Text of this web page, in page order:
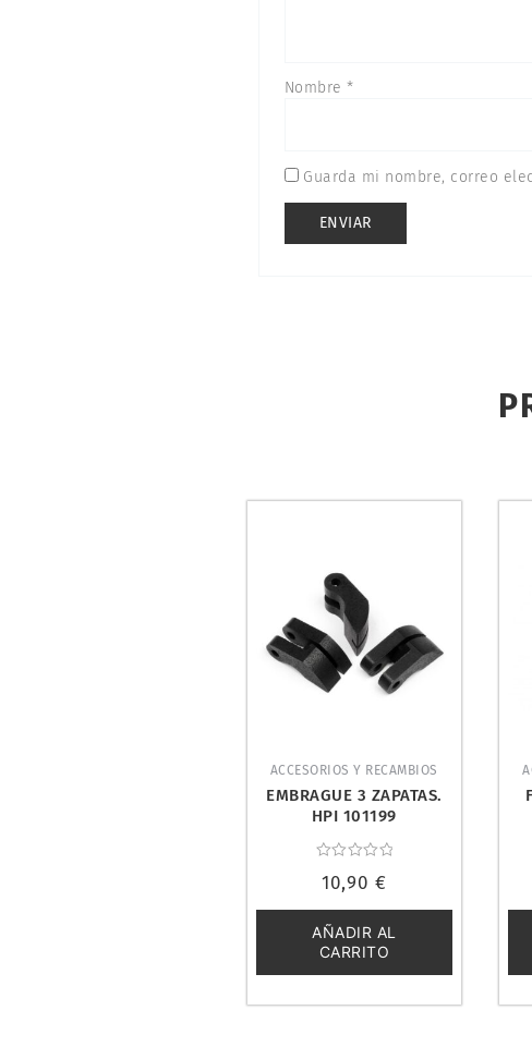
Nombre*
Guarda mi nombre, correo
ACCESORIOS Y RECAMBIOS
EMBRAGUE 3 ZAPATAS.
HPI 101199
con
de
5
10,90 €
AÑADIR AL
CARRITO